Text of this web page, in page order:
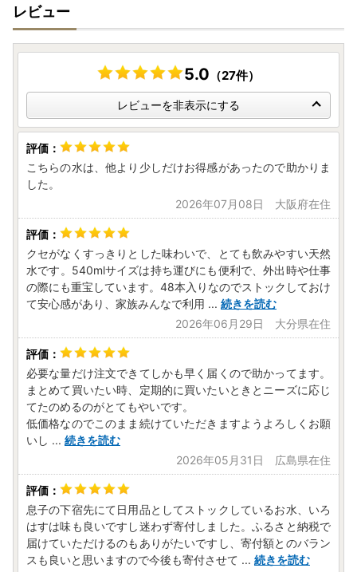
レビュー
5.0 （27件）
レビューを非表示にする
こちらの水は、他より少しだけお得感があったので助かりま
した。
2026年07月08日 大阪府在住
クセがなくすっきりとした味わいで、とても飲みやすい天然
水です。540mlサイズは持ち運びにも便利で、外出時や仕事
の際にも重宝しています。48本入りなのでストックしておけ
て安心感があり、家族みんなで利用 ... 続きを読む
2026年06月29日 大分県在住
必要な量だけ注文できてしかも早く届くので助かってます。
まとめて買いたい時、定期的に買いたいときとニーズに応じ
てたのめるのがとてもやいです。
低価格なのでこのまま続けていただきますようよろしくお願
いし ... 続きを読む
2026年05月31日 広島県在住
息子の下宿先にて日用品としてストックしているお水、いろ
はすは味も良いですし迷わず寄付しました。ふるさと納税で
届けていただけるのもありがたいですし、寄付額とのバラン
スも良いと思いますので今後も寄付させて ... 続きを読む